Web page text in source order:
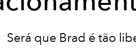
Será que Brad é tão